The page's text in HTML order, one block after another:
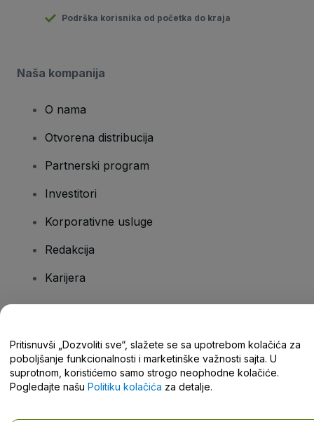
Podrška korisnika od početka do kraja
Naša kompanija
O nama
Otvorena distribucija
Partnerski program
Investitori
Korporativne usluge
Redakcija
Karijera
Centar za pomoć / Kontaktirajte nas
Pritisnuvši „Dozvoliti sve“, slažete se sa upotrebom kolačića za
poboljšanje funkcionalnosti i marketinške važnosti sajta. U
suprotnom, koristićemo samo strogo neophodne kolačiće.
Pogledajte našu Politiku kolačića za detalje.